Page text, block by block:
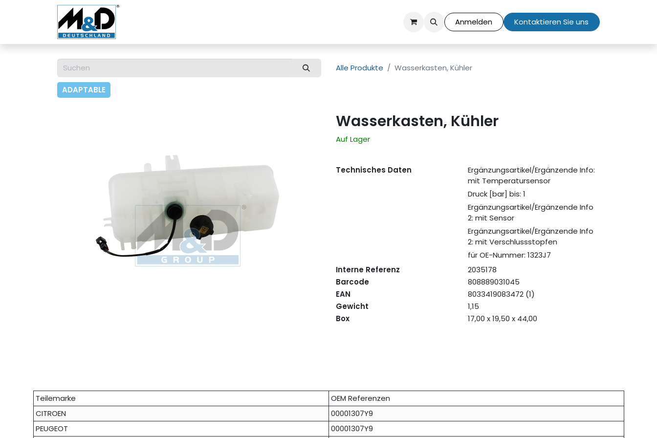
Anmelden Kontaktieren Sie uns
Alle Produkte Wasserkasten, Kühler
ADAPTABLE
Wasserkasten, Kühler
Auf Lager
Technisches Daten
Ergänzungsartikel/Ergänzende Info:
mit Temperatursensor
Druck [bar] bis: 1
Ergänzungsartikel/Ergänzende Info
2: mit Sensor
Ergänzungsartikel/Ergänzende Info
2: mit Verschlussstopfen
für OE-Nummer: 1323J7
Interne Referenz
2035178
Barcode
808889031045
EAN
8033419083472 (1)
Gewicht
1,15
Box
17,00 x 19,50 x 44,00
Teilemarke
OEM Referenzen
CITROEN
00001307Y9
PEUGEOT
00001307Y9